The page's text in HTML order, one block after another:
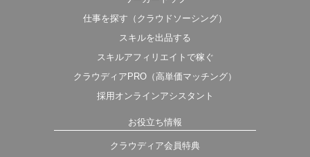
仕事を探す（クラウドソーシング）
スキルを出品する
スキルアフィリエイトで稼ぐ
クラウディアPRO（高単価マッチング）
採用オンラインアシスタント
お役立ち情報
クラウディア会員特典